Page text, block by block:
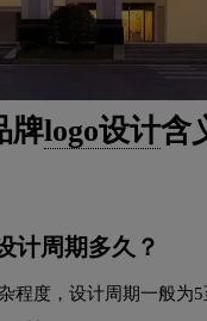
牌logo设计含
计周期多久？
程度，设计周期一般为